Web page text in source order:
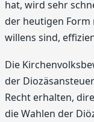
hat, wird sehr
der heutigen Form
willens sind,
Die
der
Recht erhalten,
die Wahlen der